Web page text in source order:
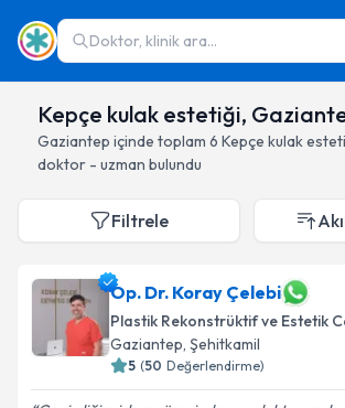
Doktor, klinik ara...
Kepçe kulak estetiği,
Gaziantep içinde toplam 6 Kepçe kulak
doktor - uzman bulundu
Filtrele
Op. Dr. Koray Çelebi
Plastik Rekonstrüktif ve Estetik
Gaziantep, Şehitkamil
5 (50 Değerlendirme)